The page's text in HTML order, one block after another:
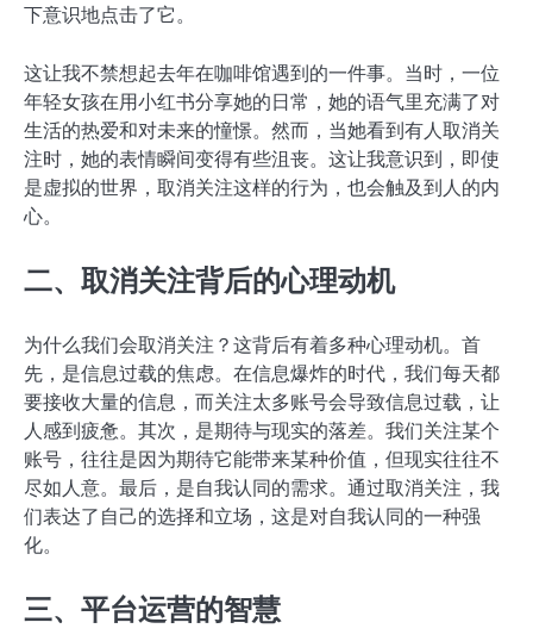
下意识地点击了它。
这让我不禁想起去年在咖啡馆遇到的一件事。当时，一位
年轻女孩在用小红书分享她的日常，她的语气里充满了对
生活的热爱和对未来的憧憬。然而，当她看到有人取消关
注时，她的表情瞬间变得有些沮丧。这让我意识到，即使
是虚拟的世界，取消关注这样的行为，也会触及到人的内
心。
二、取消关注背后的心理动机
为什么我们会取消关注？这背后有着多种心理动机。首
先，是信息过载的焦虑。在信息爆炸的时代，我们每天都
要接收大量的信息，而关注太多账号会导致信息过载，让
人感到疲惫。其次，是期待与现实的落差。我们关注某个
账号，往往是因为期待它能带来某种价值，但现实往往不
尽如人意。最后，是自我认同的需求。通过取消关注，我
们表达了自己的选择和立场，这是对自我认同的一种强
化。
三、平台运营的智慧